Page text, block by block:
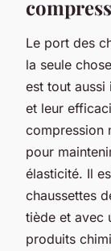
Le port des
la seule
est tout
et leur
compression
pour
élasticité. Il
chaussettes
tiède et avec
produits